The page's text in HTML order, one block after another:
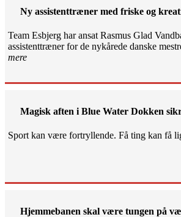
Ny assistenttræner med friske og
Team Esbjerg har ansat Rasmus Glad
assistenttræner for de nykårede danske
mere
Magisk aften i Blue Water Dokken
Sport kan være fortryllende. Få ting kan få
Hjemmebanen skal være tungen på